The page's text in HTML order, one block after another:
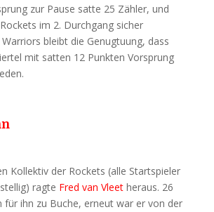
zur Pause satte 25 Zähler, und
im 2. Durchgang sicher
bleibt die Genugtuung, dass
mit satten 12 Punkten Vorsprung
Kollektiv der Rockets (alle Startspieler
ragte Fred van Vleetheraus. 26
für ihn zu Buche, erneut war er von der